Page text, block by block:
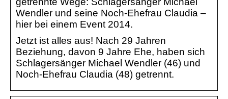
Wendler und seine Noch-Ehefrau Claudia –
hier bei einem Event 2014.
Jetzt ist alles aus! Nach 29 Jahren
Beziehung, davon 9 Jahre Ehe, haben sich
Schlagersänger Michael Wendler (46) und
Noch-Ehefrau Claudia (48) getrennt.